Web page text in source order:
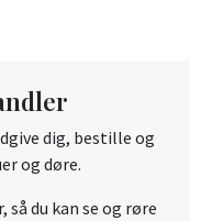
dig, bestille og
og døre.
du kan se og røre